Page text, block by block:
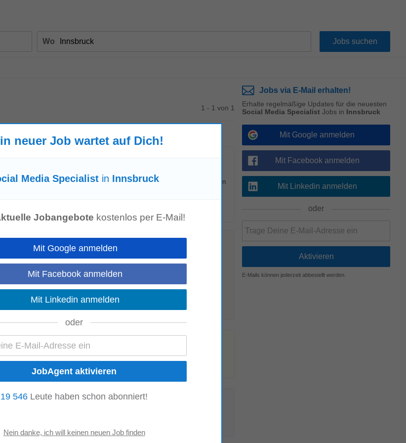
Wo
1 - 1 von 1
(m/w/d) Ihr Aufgabegebiet: Ganzheitliche Content-Kreation für die externen
Aufbereitung...
Jobs in Innsbruck:
Data Analyst
Content Manager
Online Marketing
Jobs via E-Mail erhalten!
Erhalte regelmäßige Updates für die neuesten
Social Media Specialist Jobs in Innsbruck
Mit Google anmelden
Mit Facebook anmelden
Mit Linkedin anmelden
oder
E-Mails können jederzeit abbestellt werden.
neuer Job wartet auf Dich!
Media Specialist in Innsbruck
Jobangebote kostenlos per E-Mail!
Mit Google anmelden
Mit Facebook anmelden
Mit Linkedin anmelden
oder
19 546 Leute haben schon abonniert!